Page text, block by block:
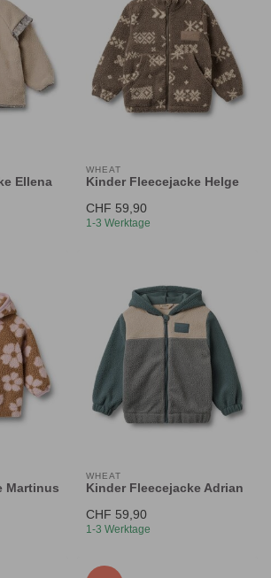
Ellena
WHEAT
Kinder Fleecejacke Helge
CHF 59,90
1-3 Werktage
Martinus
WHEAT
Kinder Fleecejacke Adrian
CHF 59,90
1-3 Werktage